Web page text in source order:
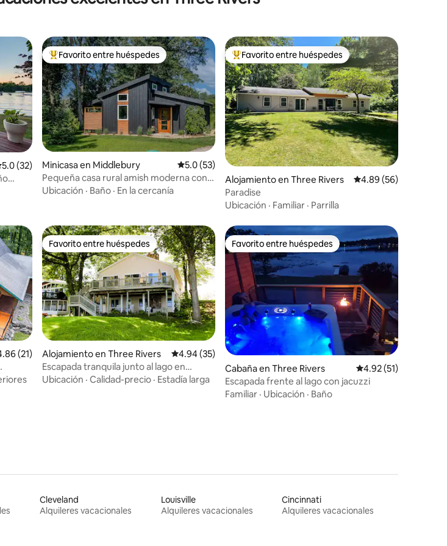
promedio: 5.0 de 5, 32 reseñas
5.0 (32)
Favorito entre huéspedes preferido
Favorito entre huéspedes
Minicasa en Middlebury Calificación promedio: 5.0 de 5, 53 reseñas
5.0 (53)
Pequeña casa rural amish moderna con
ducha al aire libre
Ubicación · Baño · En la cercanía
Favorito entre huéspedes preferido
Favorito entre huéspedes
Alojamiento en Three Rivers Calificación
4.89 (56)
Paradise
Ubicación · Familiar · Parrilla
promedio: 4.86 de 5, 21 reseñas
(21)
Favorito entre huéspedes
Favorito entre huéspedes
Alojamiento en Three Rivers Calificación promedio: 4.94 de 5, 35 reseñas
4.94 (35)
Escapada tranquila junto al lago en
Pleasant Lake
Ubicación · Calidad-precio · Estadía larga
Favorito entre huéspedes
Favorito entre huéspedes
Cabaña en Three Rivers Calificación
4.92 (51)
Escapada frente al lago con jacuzzi
Familiar · Ubicación · Baño
Cleveland
Alquileres vacacionales
Louisville
Alquileres vacacionales
Cincinnati
Alquileres vacacionales